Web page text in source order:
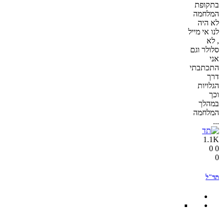
בתקופת
המלחמה
לא היה
לנו אי מייל
, לא
סלולר וגם
אני
התכתבתי
דרך
הגלויות
וכך
במהלך
המלחמה
...
1.1K
0
0
0
תד"ל